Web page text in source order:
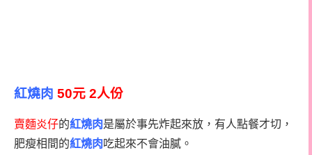
紅燒肉 50元 2人份
賣麵炎仔的紅燒肉是屬於事先炸起來放，有人點餐才切，
肥瘦相間的紅燒肉吃起來不會油膩。